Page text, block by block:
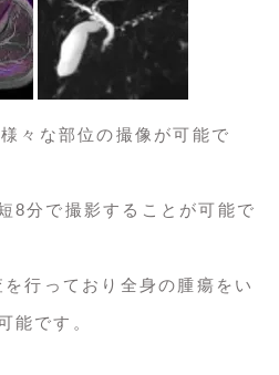
々な部位の撮像が可能で
8分で撮影することが可能で
行っており全身の腫瘍をい
能です。